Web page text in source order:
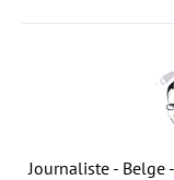
Journaliste - Belge